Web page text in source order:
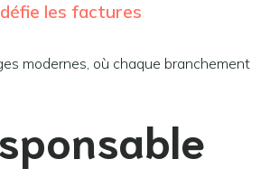
les factures
modernes, où chaque branchement